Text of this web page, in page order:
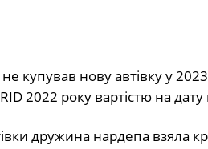
купував нову автівку у
2022 року вартістю на
дружина нардепа взяла